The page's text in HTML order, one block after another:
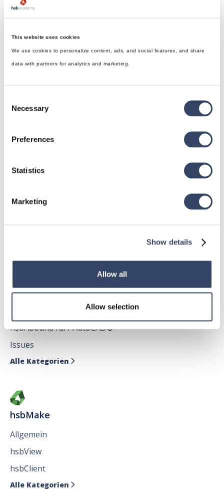
This website uses cookies
We use cookies to personalize content, ads, and social features, and share
data with partners for analytics and marketing.
Selection
Necessary
Preferences
Statistics
Marketing
Show details
Allow all
Allow selection
hsbDesign für Revit®
hsbDach
hsbDesign für AutoCAD®
hsbAbbund fürr AutoCAD®
Issues
Alle Kategorien 
hsbMake
Allgemein
hsbView
hsbClient
Alle Kategorien 